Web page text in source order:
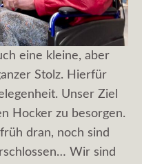
eine kleine, aber
Stolz. Hierfür
Unser Ziel
Hocker zu besorgen.
dran, noch sind
Wir sind